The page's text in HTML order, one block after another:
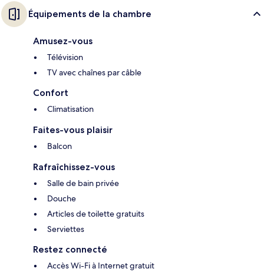
Équipements de la chambre
Amusez-vous
Télévision
TV avec chaînes par câble
Confort
Climatisation
Faites-vous plaisir
Balcon
Rafraîchissez-vous
Salle de bain privée
Douche
Articles de toilette gratuits
Serviettes
Restez connecté
Accès Wi-Fi à Internet gratuit